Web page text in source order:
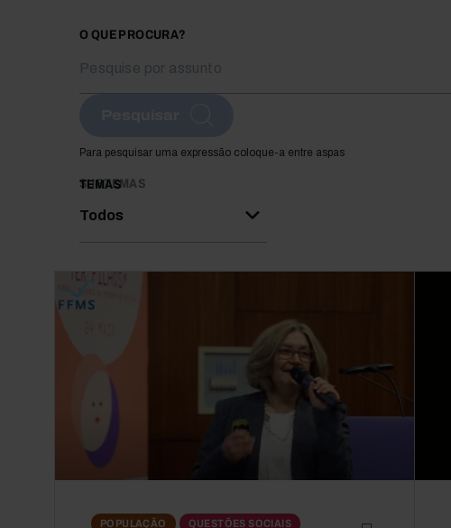
O QUE PROCURA?
Para pesquisar uma expressão coloque-a entre aspas
TEMAS
Todos
SUBTEMAS
POPULAÇÃO
QUESTÕES SOCIAIS